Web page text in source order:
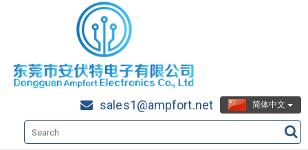
简体中文
sales1@ampfort.net